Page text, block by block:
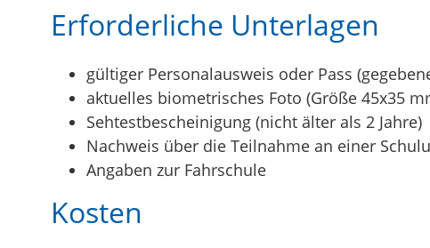
Erforderliche Unterlagen
gültiger Personalausweis oder Pass
aktuelles biometrisches Foto (Größe 45x35
Sehtestbescheinigung (nicht älter als 2 Jahre)
Nachweis über die Teilnahme an einer
Angaben zur Fahrschule
Kosten